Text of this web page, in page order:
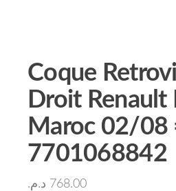
Coque
Droit Renault
Maroc 02/08
7701068842
768.00 د.م.